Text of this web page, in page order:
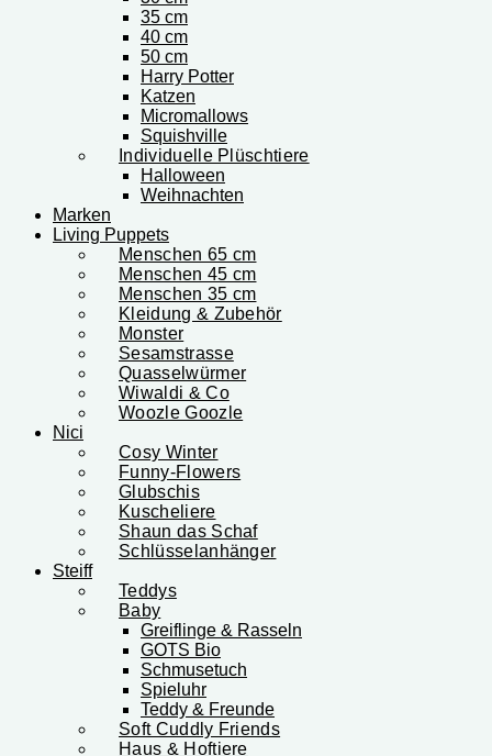
35 cm
40 cm
50 cm
Harry Potter
Katzen
Micromallows
Squishville
Individuelle Plüschtiere
Halloween
Weihnachten
Marken
Living Puppets
Menschen 65 cm
Menschen 45 cm
Menschen 35 cm
Kleidung & Zubehör
Monster
Sesamstrasse
Quasselwürmer
Wiwaldi & Co
Woozle Goozle
Nici
Cosy Winter
Funny-Flowers
Glubschis
Kuscheliere
Shaun das Schaf
Schlüsselanhänger
Steiff
Teddys
Baby
Greiflinge & Rasseln
GOTS Bio
Schmusetuch
Spieluhr
Teddy & Freunde
Soft Cuddly Friends
Haus & Hoftiere